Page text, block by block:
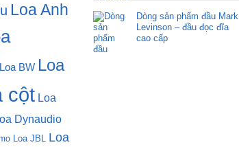
Loa Anh
Loa BW Loa
cột Loa
Dynaudio
Loa JBL Loa
Dòng sản phẩm đầu Mark
Levinson – đầu đọc đĩa
cao cấp